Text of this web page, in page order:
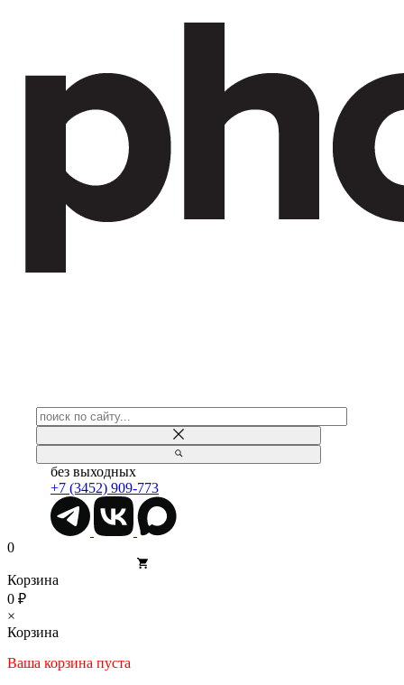
без выходных
+7 (3452) 909-773
0
Корзина
0 ₽
×
Корзина
Ваша корзина пуста